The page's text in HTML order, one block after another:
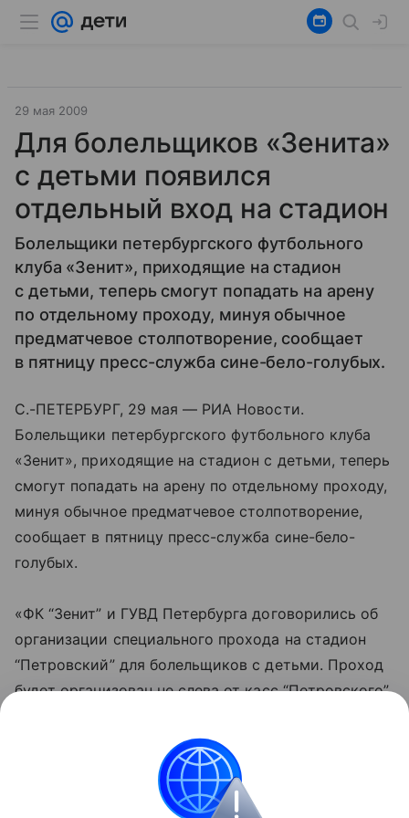
29 мая 2009
Для болельщиков «Зенита»
с детьми появился
отдельный вход на стадион
Болельщики петербургского футбольного
клуба «Зенит», приходящие на стадион
с детьми, теперь смогут попадать на арену
по отдельному проходу, минуя обычное
предматчевое столпотворение, сообщает
в пятницу пресс-служба сине-бело-голубых.
С.-ПЕТЕРБУРГ, 29 мая — РИА Новости.
Болельщики петербургского футбольного клуба
«Зенит», приходящие на стадион с детьми, теперь
смогут попадать на арену по отдельному проходу,
минуя обычное предматчевое столпотворение,
сообщает в пятницу пресс-служба сине-бело-
голубых.
«ФК “Зенит” и ГУВД Петербурга договорились об
организации специального прохода на стадион
“Петровский” для болельщиков с детьми. Проход
будет организован не слева от касс “Петровского”,
таких болельщиков от основной массы — прим.
ред.)», — сказано в сообщении.